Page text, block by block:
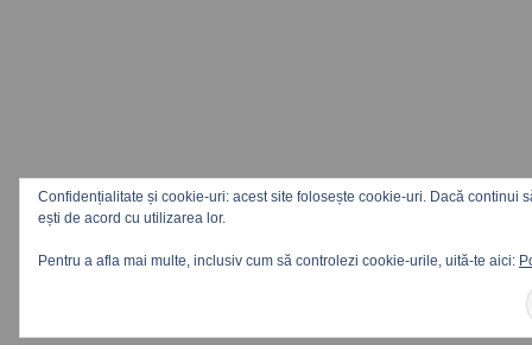
Confidențialitate și cookie-uri: acest site folosește cookie-uri. Dacă continui
ești de acord cu utilizarea lor.
Pentru a afla mai multe, inclusiv cum să controlezi cookie-urile, uită-te aici: